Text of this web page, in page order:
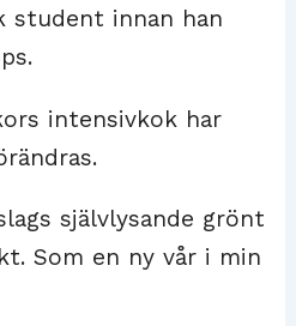
student innan han
intensivkok har
självlysande grönt
Som en ny vår i min